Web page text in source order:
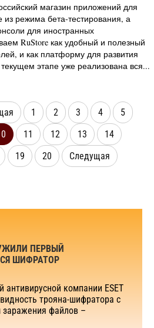
магазин приложений для
режима бета-тестирования, а
для иностранных
RuStore как удобный и полезный
и как платформу для развития
этапе уже реализована вся...
1 2 3 4
5
11 12 13
14
19 20
Следущая
ПЕРВЫЙ
ШИФРАТОР
компании ESET
трояна-шифратора с
файлов –